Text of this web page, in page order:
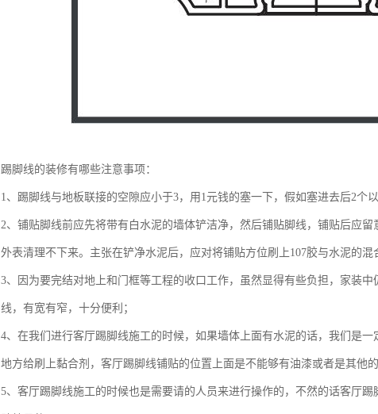
踢脚线的装修有哪些注意事项：
1、踢脚线与地板联接的空隙应小于3，用1元钱的塞一下，假如塞进去后2个
2、铺贴脚线前应先将带有白水泥的墙体铲洁净，然后铺贴脚线，铺贴后应
外表清理不下来。主张在铲净水泥后，应对将铺贴方位刷上107胶与水泥的混
3、因为要完结对地上和门框等工程的收口工作，虽然显得有些负担，家装
线，有宽有窄，十分便利；
4、在我们进行客厅踢脚线施工的时候，如果墙体上面有水泥的话，我们是
地方给刷上黏合剂，客厅踢脚线铺贴的位置上面是不能够有油漆或者是其他
5、客厅踢脚线施工的时候也是需要请的人员来进行操作的，不然的话客厅